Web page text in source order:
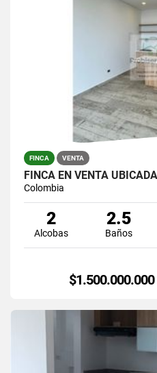
FINCA VENTA
Colombia
2
Alcobas
2.5
Baños
$1.500.000.000